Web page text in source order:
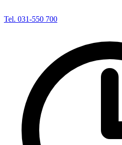
Tel. 031-550 700